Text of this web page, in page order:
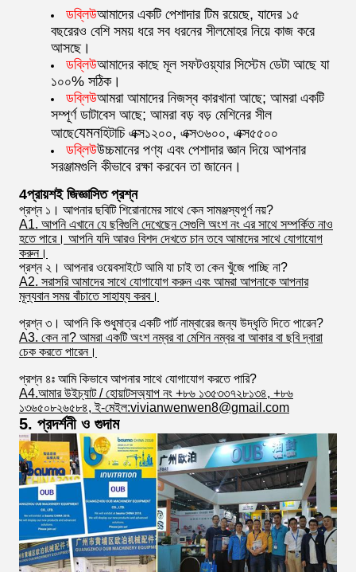
ডব্লিউআমাদের একটি পেশাদার টিম রয়েছে, যাদের ১৫
বছরেরও বেশি সময় ধরে সব ধরনের সীলমোহর নিয়ে কাজ করে
আসছে।
ডব্লিউআমাদের কাছে মূল সফটওয়্যার সিস্টেম ডেটা আছে যা
১০০% সঠিক।
ডব্লিউআমরা আমাদের নিজস্ব কারখানা আছে; আমরা একটি
সম্পূর্ণ ডাটাবেস আছে; আমরা বড় বড় মেশিনের সীল
আছেযেমনহিটাচি এক্স১২০০, এক্স৩৬০০, এক্স৫৫০০
ডব্লিউউচ্চমানের পণ্য এবং পেশাদার জ্ঞান দিয়ে আপনার
সরঞ্জামগুলি কীভাবে রক্ষা করবেন তা জানেন।
4প্রায়শই জিজ্ঞাসিত প্রশ্ন
প্রশ্ন ১। আপনার ছবিটি শিরোনামের সাথে কেন সামঞ্জস্যপূর্ণ নয়?
A1. আপনি এখানে যে ছবিগুলি দেখেছেন সেগুলি অংশ নং এর সাথে সম্পর্কিত নাও
হতে পারে। আপনি যদি আরও বিশদ দেখতে চান তবে আমাদের সাথে যোগাযোগ
করুন।
প্রশ্ন ২। আপনার ওয়েবসাইটে আমি যা চাই তা কেন খুঁজে পাচ্ছি না?
A2. সরাসরি আমাদের সাথে যোগাযোগ করুন এবং আমরা আপনাকে আপনার
মূল্যবান সময় বাঁচাতে সাহায্য করব।
প্রশ্ন ৩। আপনি কি শুধুমাত্র একটি পার্ট নাম্বারের জন্য উদ্ধৃতি দিতে পারেন?
A3. কেন না? আমরা একটি অংশ নম্বর বা মেশিন নম্বর বা আকার বা ছবি দ্বারা
চেক করতে পারেন।
প্রশ্ন ৪ঃ আমি কিভাবে আপনার সাথে যোগাযোগ করতে পারি?
A4.আমার উইচ্যাট / হোয়াটসঅ্যাপ নং +৮৬ ১৩৫৩৩৭২৮১৩৪, +৮৬
১৩৬৫০৮২৬৫৮৪, ই-মেইল:vivianwenwen8@gmail.com
5. প্রদর্শনী ও গুদাম